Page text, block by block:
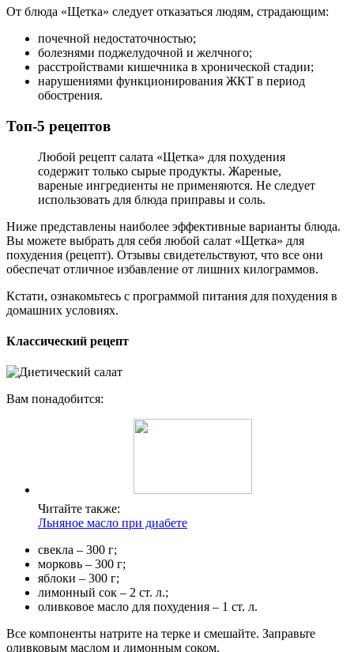
От блюда «Щетка» следует отказаться людям, страдающим:
почечной недостаточностью;
болезнями поджелудочной и желчного;
расстройствами кишечника в хронической стадии;
нарушениями функционирования ЖКТ в период
обострения.
Топ-5 рецептов
Любой рецепт салата «Щетка» для похудения
содержит только сырые продукты. Жареные,
вареные ингредиенты не применяются. Не следует
использовать для блюда приправы и соль.
Ниже представлены наиболее эффективные варианты блюда.
Вы можете выбрать для себя любой салат «Щетка» для
похудения (рецепт). Отзывы свидетельствуют, что все они
обеспечат отличное избавление от лишних килограммов.
Кстати, ознакомьтесь с программой питания для похудения в
домашних условиях.
Классический рецепт
Вам понадобится:
Читайте также:
Льняное масло при диабете
свекла – 300 г;
морковь – 300 г;
яблоки – 300 г;
лимонный сок – 2 ст. л.;
оливковое масло для похудения – 1 ст. л.
Все компоненты натрите на терке и смешайте. Заправьте
оливковым маслом и лимонным соком.